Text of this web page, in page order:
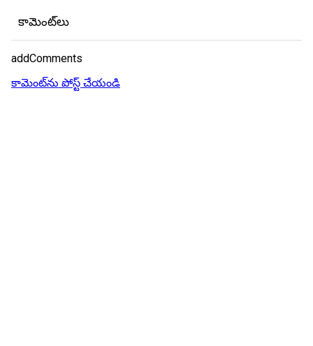
కామెంట్‌లు
addComments
కామెంట్‌ను పోస్ట్ చేయండి